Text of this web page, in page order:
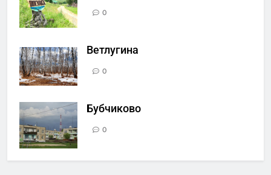
0
Ветлугина
0
Бубчиково
0